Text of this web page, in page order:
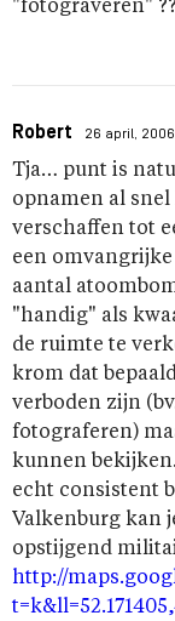
"fotograveren"
Robert 26 april, 2006
Tja… punt is
opnamen al
verschaffen tot
een
aantal
"handig" als
de ruimte te
krom dat
verboden zijn
fotograferen)
kunnen
echt consistent
Valkenburg kan
opstijgend
http://